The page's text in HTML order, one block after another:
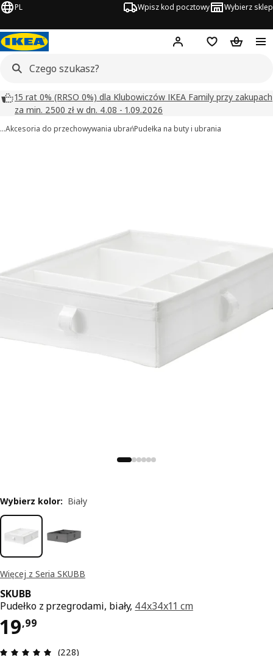
PL Wpisz kod pocztowy Wybierz sklep
Hej! Zaloguj się
Lista zakupowa
Koszyk
15 rat 0% (RRSO 0%) dla Klubowiczów IKEA Family przy zakupach
za min. 2500 zł w dn. 4.08 - 1.09.2026
…Akcesoria do przechowywania ubrańPudełka na buty i ubrania
Więcej z Seria SKUBB
SKUBB
Pudełko z przegrodami, biały, 44x34x11 cm
19,99
Cena 19,99
Opinia: 4.9 na 5 gwiazdki. Recenzje ogółem: 228
(228)
Wybierz kolor: Biały